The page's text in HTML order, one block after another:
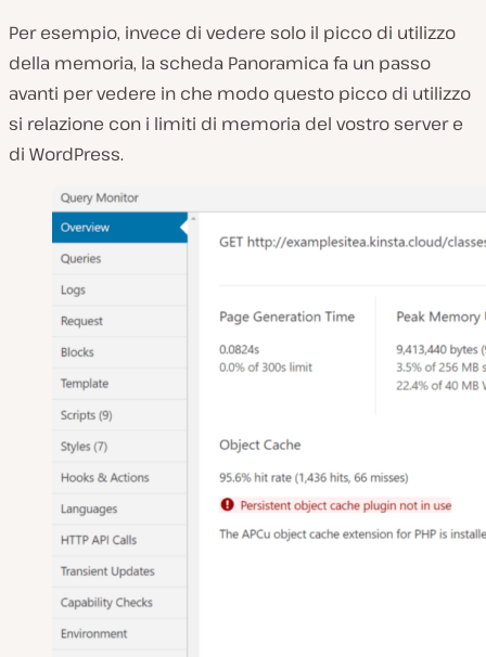
Per esempio, invece di vedere solo il picco di utilizzo
della memoria, la scheda Panoramica fa un passo
avanti per vedere in che modo questo picco di utilizzo
si relazione con i limiti di memoria del vostro server e
di WordPress.